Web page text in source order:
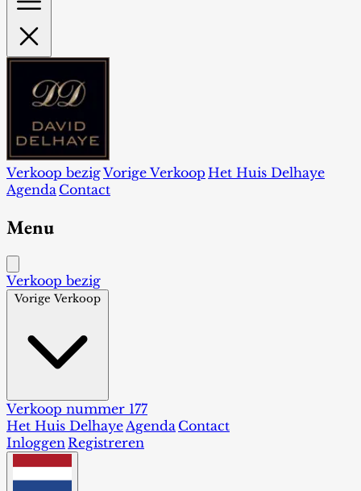
Verkoop bezigVorige Verkoop Het Huis Delhaye
Agenda Contact
Menu
Verkoop bezig
Vorige Verkoop
Verkoop nummer 177
Het Huis DelhayeAgenda Contact
InloggenRegistreren